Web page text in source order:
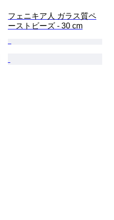
フェニキア人 ガラス質ペ
ーストビーズ - 30 cm